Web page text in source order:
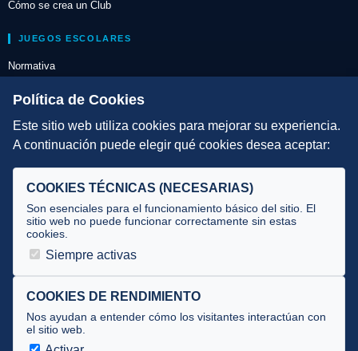
Cómo se crea un Club
JUEGOS ESCOLARES
Normativa
Escuelas de Triatlón
DIRECCIÓN TÉCNICA
Selecciones
Tecnificación
JUECES Y OFICIALES
Documentos
Cursos
Circulares oficiales
Política de Cookies
Este sitio web utiliza cookies para mejorar su experiencia.
A continuación puede elegir qué cookies desea aceptar:
COOKIES TÉCNICAS (NECESARIAS)
Son esenciales para el funcionamiento básico del sitio. El
sitio web no puede funcionar correctamente sin estas
cookies.
Siempre activas
COOKIES DE RENDIMIENTO
Nos ayudan a entender cómo los visitantes interactúan con
el sitio web.